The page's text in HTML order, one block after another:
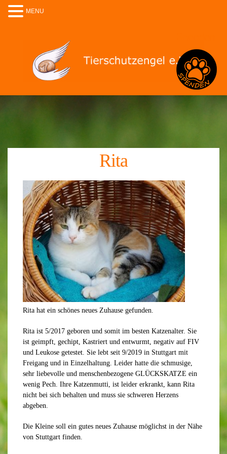
Rita
Rita hat ein schönes neues Zuhause gefunden.
Rita ist 5/2017 geboren und somit im besten Katzenalter. Sie
ist geimpft, gechipt, Kastriert und entwurmt, negativ auf FIV
und Leukose getestet. Sie lebt seit 9/2019 in Stuttgart mit
Freigang und in Einzelhaltung. Leider hatte die schmusige,
sehr liebevolle und menschenbezogene GLÜCKSKATZE ein
wenig Pech. Ihre Katzenmutti, ist leider erkrankt, kann Rita
nicht bei sich behalten und muss sie schweren Herzens
abgeben.
Die Kleine soll ein gutes neues Zuhause möglichst in der Nähe
von Stuttgart finden.
MENU